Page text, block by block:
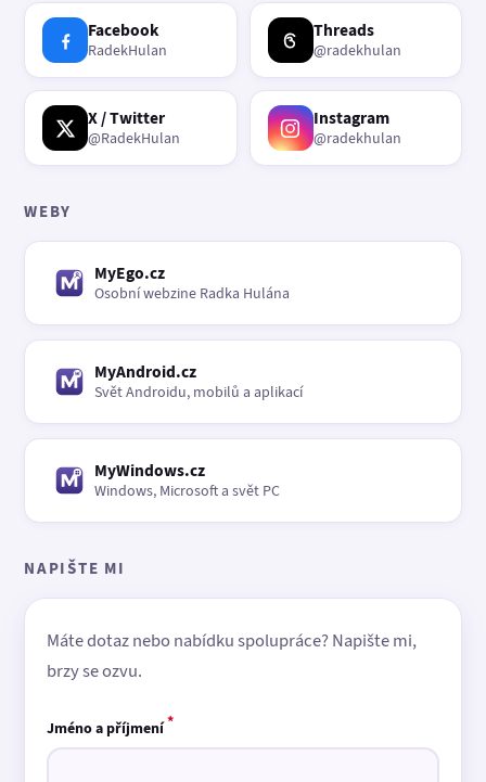
Facebook
RadekHulan
Threads
@radekhulan
X / Twitter
@RadekHulan
Instagram
@radekhulan
WEBY
MyEgo.cz
Osobní webzine Radka Hulána
MyAndroid.cz
Svět Androidu, mobilů a aplikací
MyWindows.cz
Windows, Microsoft a svět PC
NAPIŠTE MI
Máte dotaz nebo nabídku spolupráce? Napište mi,
brzy se ozvu.
Jméno a příjmení*